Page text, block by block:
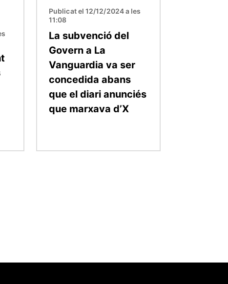
Publicat el 12/12/2024 a les
11:08
La subvenció del
Govern a La
Vanguardia va ser
concedida abans
que el diari anunciés
que marxava d’X